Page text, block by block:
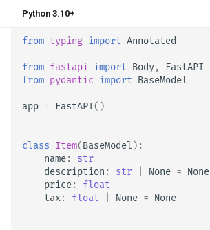
Python 3.10+
from typing import Annotated
from fastapi import Body,
FastAPI
from pydantic import BaseModel
app = FastAPI()
class Item(BaseModel ):
name:
str
description : str None = None
price:
float
tax: float None = None